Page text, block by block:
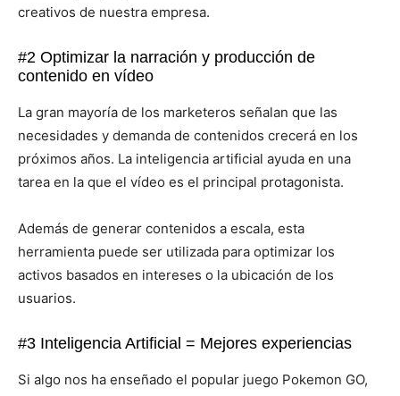
creativos de nuestra empresa.
#2 Optimizar la narración y producción de
contenido en vídeo
La gran mayoría de los marketeros señalan que las
necesidades y demanda de contenidos crecerá en los
próximos años. La inteligencia artificial ayuda en una
tarea en la que el vídeo es el principal protagonista.
Además de generar contenidos a escala, esta
herramienta puede ser utilizada para optimizar los
activos basados en intereses o la ubicación de los
usuarios.
#3 Inteligencia Artificial = Mejores experiencias
Si algo nos ha enseñado el popular juego Pokemon GO,